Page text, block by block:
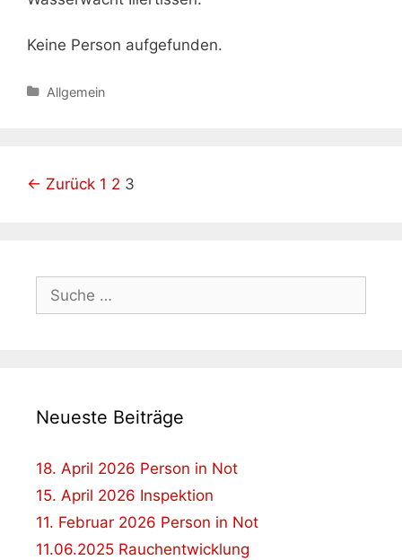
Keine Person aufgefunden.
Kategorien
Allgemein
Beitrags-
← Zurück 1 2 3
Suche
nach:
Neueste Beiträge
18. April 2026 Person in Not
15. April 2026 Inspektion
11. Februar 2026 Person in Not
11.06.2025 Rauchentwicklung